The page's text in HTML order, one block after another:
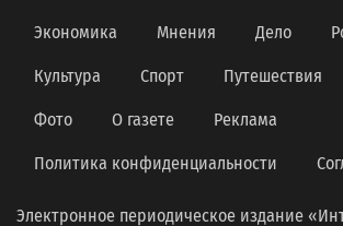
Экономика Мнения Дело
Культура Спорт Путешествия
Фото О газете Реклама
Политика конфиденциальности
Электронное периодическое издание